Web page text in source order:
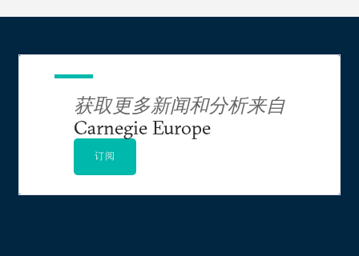
获取更多新闻和分析来自
Carnegie Europe
订阅